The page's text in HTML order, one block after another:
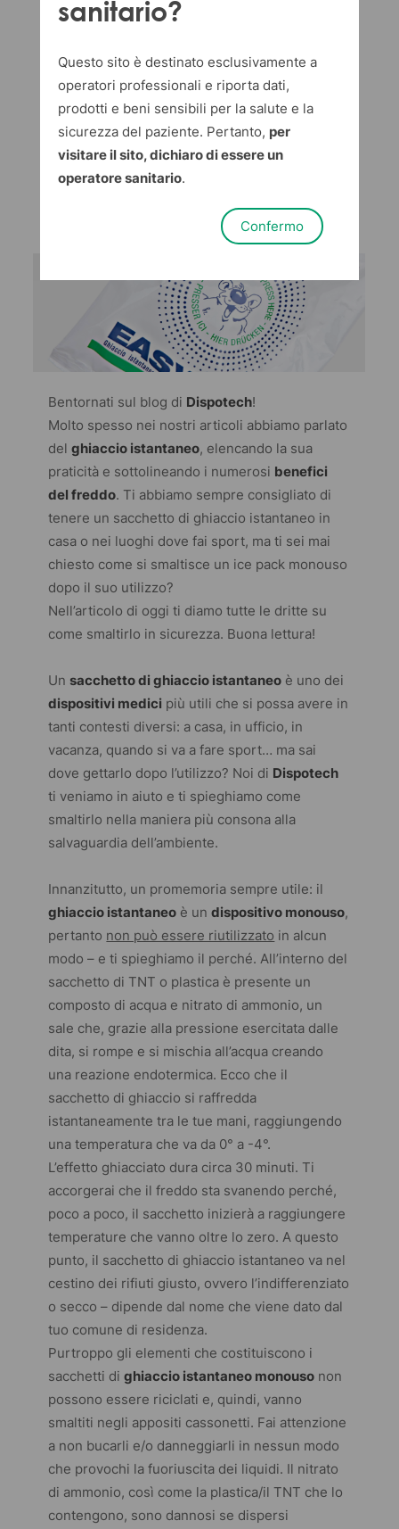
un ice pack?
03 giugno 2022
Oggi rispondiamo a una delle
domande più semplici e frequenti
smaltisce il ghiaccio istantaneo.
Bentornati sul blog di Dispotech!
Molto spesso nei nostri articoli abbiamo parlato
delghiaccio istantaneo, elencando la sua
praticità e sottolineando i numerosi benefici
del freddo. Ti abbiamo sempre consigliato di
tenere un sacchetto di ghiaccio istantaneo in
casa o nei luoghi dove fai sport, ma ti sei mai
chiesto come si smaltisce un ice pack monouso
dopo il suo utilizzo?
Nell’articolo di oggi ti diamo tutte le dritte su
come smaltirlo in sicurezza. Buona lettura!
Un sacchetto di ghiaccio istantaneo è uno dei
dispositivi medici più utili che si possa avere in
tanti contesti diversi: a casa, in ufficio, in
vacanza, quando si va a fare sport… ma sai
dove gettarlo dopo l’utilizzo? Noi di Dispotech
ti veniamo in aiuto e ti spieghiamo come
smaltirlo nella maniera più consona alla
salvaguardia dell’ambiente.
Innanzitutto, un promemoria sempre utile: il
ghiaccio istantaneo è undispositivo monouso,
pertanto non può essere riutilizzato in alcun
modo – e ti spieghiamo il perché. All’interno del
sacchetto di TNT o plastica è presente un
composto di acqua e nitrato di ammonio, un
sale che, grazie alla pressione esercitata dalle
dita, si rompe e si mischia all’acqua creando
una reazione endotermica. Ecco che il
sacchetto di ghiaccio si raffredda
istantaneamente tra le tue mani, raggiungendo
una temperatura che va da 0° a -4°.
L’effetto ghiacciato dura circa 30 minuti. Ti
accorgerai che il freddo sta svanendo perché,
poco a poco, il sacchetto inizierà a raggiungere
temperature che vanno oltre lo zero. A questo
punto, il sacchetto di ghiaccio istantaneo va nel
cestino dei rifiuti giusto, ovvero l’indifferenziato
o secco – dipende dal nome che viene dato dal
tuo comune di residenza.
Purtroppo gli elementi che costituiscono i
sacchetti dighiaccio istantaneo monouso non
possono essere riciclati e, quindi, vanno
smaltiti negli appositi cassonetti. Fai attenzione
a non bucarli e/o danneggiarli in nessun modo
che provochi la fuoriuscita dei liquidi. Il nitrato
di ammonio, così come la plastica/il TNT che lo
contengono, sono dannosi se dispersi
sanitario?
Questo sito è destinato esclusivamente a
operatori professionali e riporta dati,
prodotti e beni sensibili per la salute e la
sicurezza del paziente. Pertanto, per
visitare il sito, dichiaro di essere un
operatore sanitario.
Confermo